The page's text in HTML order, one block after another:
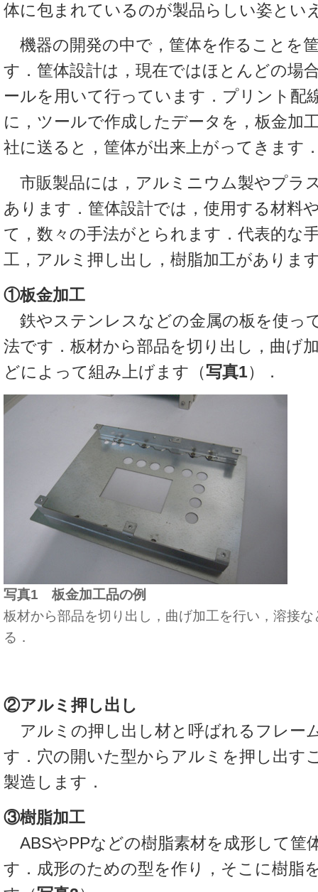
体に包まれているのが製品らしい姿とい
機器の開発の中で，筐体を作ることを
す．筐体設計は，現在ではほとんどの場
ールを用いて行っています．プリント配
に，ツールで作成したデータを，板金加
社に送ると，筐体が出来上がってきます
市販製品には，アルミニウム製やプラ
あります．筐体設計では，使用する材料
て，数々の手法がとられます．代表的な
工，アルミ押し出し，樹脂加工がありま
①板金加工
鉄やステンレスなどの金属の板を使っ
法です．板材から部品を切り出し，曲げ
どによって組み上げます（写真1）．
写真1 板金加工品の例
板材から部品を切り出し，曲げ加工を行い，溶接
る．
②アルミ押し出し
アルミの押し出し材と呼ばれるフレー
す．穴の開いた型からアルミを押し出す
製造します．
③樹脂加工
ABSやPPなどの樹脂素材を成形して筐
す．成形のための型を作り，そこに樹脂